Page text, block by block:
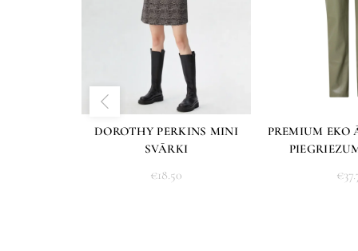
DOROTHY PERKINS MINI
SVĀRKI
€18.50
PREMIUM EKO
€